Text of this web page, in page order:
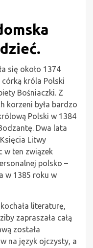
się około 1374
córką króla Polski
Bośniaczki. Z
korzeni była bardzo
Polski w 1384
Dwa lata
Litwy
w ten związek
polsko –
w 1385 roku w
literaturę,
zapraszała całą
została
na język ojczysty, a